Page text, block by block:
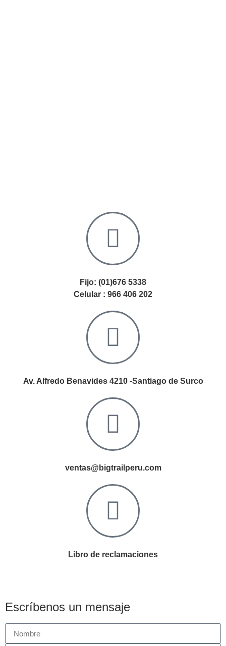
Fijo: (01)676 5338
Celular : 966 406 202
Av. Alfredo Benavides 4210 -Santiago de Surco
ventas@bigtrailperu.com
Libro de reclamaciones
Escríbenos un mensaje